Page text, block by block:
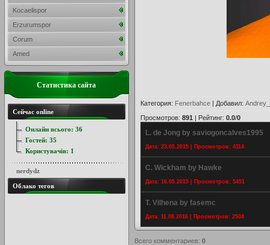
Категория: Fenerbahce | Добавил:
Просмотров: 891 | Рейтинг: 0.0/0
L. de Jong by saviogoncalves1995
Дата: 23.05.2015 | Просмотров: 4114
C. Wickham by Hawke
Дата: 16.05.2015 | Просмотров: 5451
T. Vilhena by fasemc
Дата: 11.08.2016 | Просмотров: 2504
Всего комментариев: 0
Kocaelispor
Erzurumspor
Corum
Amed
Статистика сайта
Сейчас online
Онлайн всього: 36
Гостей: 35
Користувачів: 1
nerdydz
Облако тегов